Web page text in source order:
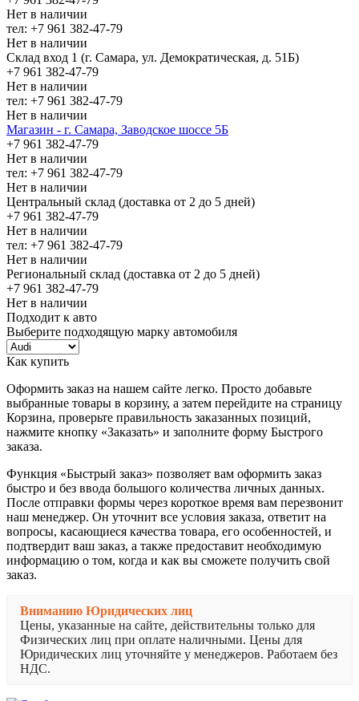
Нет в наличии
тел: +7 961 382-47-79
Нет в наличии
Склад вход 1 (г. Самара, ул. Демократическая, д. 51Б)
+7 961 382-47-79
Нет в наличии
тел: +7 961 382-47-79
Нет в наличии
Магазин - г. Самара, Заводское шоссе 5Б
+7 961 382-47-79
Нет в наличии
тел: +7 961 382-47-79
Нет в наличии
Центральный склад (доставка от 2 до 5 дней)
+7 961 382-47-79
Нет в наличии
тел: +7 961 382-47-79
Нет в наличии
Региональный склад (доставка от 2 до 5 дней)
+7 961 382-47-79
Нет в наличии
Подходит к авто
Выберите подходящую марку автомобиля
Как купить
Оформить заказ на нашем сайте легко. Просто добавьте
выбранные товары в корзину, а затем перейдите на страницу
Корзина, проверьте правильность заказанных позиций,
нажмите кнопку «Заказать» и заполните форму Быстрого
заказа.
Функция «Быстрый заказ» позволяет вам оформить заказ
быстро и без ввода большого количества личных данных.
После отправки формы через короткое время вам перезвонит
наш менеджер. Он уточнит все условия заказа, ответит на
вопросы, касающиеся качества товара, его особенностей, и
подтвердит ваш заказ, а также предоставит необходимую
информацию о том, когда и как вы сможете получить свой
заказ.
Вниманию Юридических лиц
Цены, указанные на сайте, действительны только для
Физических лиц при оплате наличными. Цены для
Юридических лиц уточняйте у менеджеров. Работаем без
НДС.